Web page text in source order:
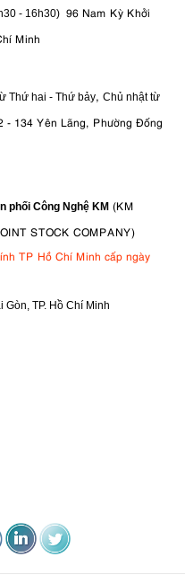
- 16h30) 96 Nam Kỳ Khởi
Minh
Thứ hai - Thứ bảy, Chủ nhật từ
- 134 Yên Lãng, Phường Đống
phối Công Nghệ KM (KM
STOCK COMPANY)
TP Hồ Chí Minh cấp ngày
TP. Hồ Chí Minh